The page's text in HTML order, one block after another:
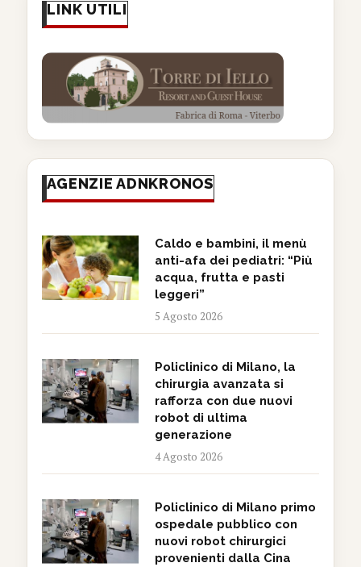
LINK UTILI
AGENZIE ADNKRONOS
Caldo e bambini, il menù
anti-afa dei pediatri: “Più
acqua, frutta e pasti
leggeri”
5 Agosto 2026
Policlinico di Milano, la
chirurgia avanzata si
rafforza con due nuovi
robot di ultima
generazione
4 Agosto 2026
Policlinico di Milano primo
ospedale pubblico con
nuovi robot chirurgici
provenienti dalla Cina